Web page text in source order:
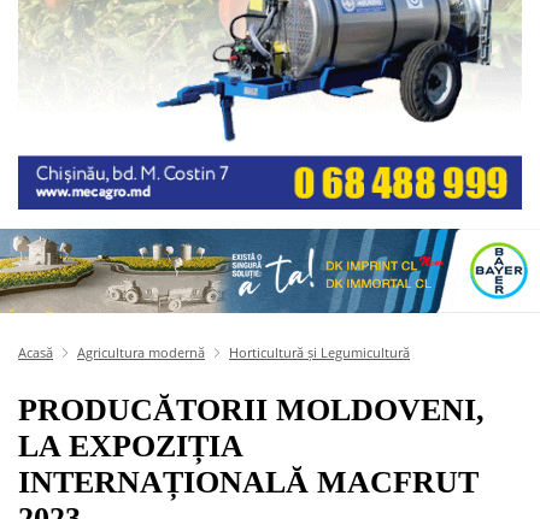
Acasă Agricultura modernă Horticultură și Legumicultură
PRODUCĂTORII MOLDOVENI,
LA EXPOZIȚIA
INTERNAȚIONALĂ MACFRUT